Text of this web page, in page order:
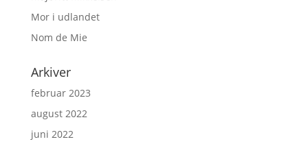
Mor i udlandet
Nom de Mie
Arkiver
februar 2023
august 2022
juni 2022